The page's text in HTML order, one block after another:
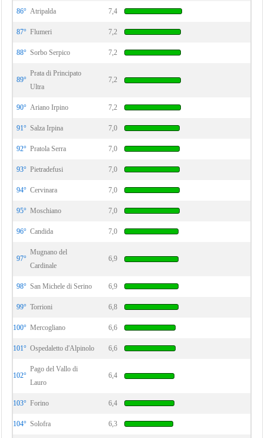
86° Atripalda 7,4
87° Flumeri 7,2
88° Sorbo Serpico 7,2
89°
Prata di Principato
Ultra
7,2
90° Ariano Irpino 7,2
91° Salza Irpina 7,0
92° Pratola Serra 7,0
93° Pietradefusi 7,0
94° Cervinara 7,0
95° Moschiano 7,0
96° Candida 7,0
97°
Mugnano del
Cardinale
6,9
98° San Michele di Serino 6,9
99° Torrioni 6,8
100° Mercogliano 6,6
101° Ospedaletto d'Alpinolo 6,6
102°
Pago del Vallo di
Lauro
6,4
103° Forino 6,4
104° Solofra 6,3